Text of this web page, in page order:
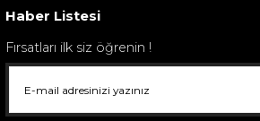
Haber Listesi
Fırsatları ilk siz öğrenin !